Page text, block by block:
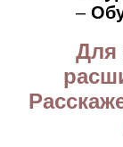
–
Для